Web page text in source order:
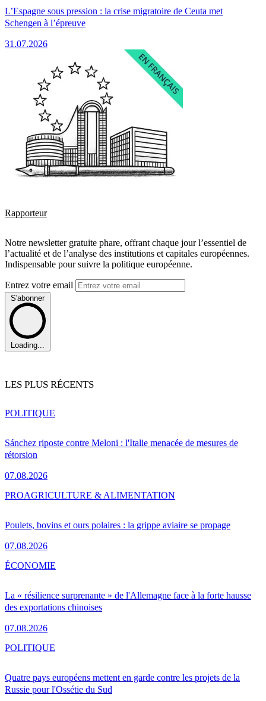
L’Espagne sous pression : la crise migratoire de Ceuta met
Schengen à l’épreuve
31.07.2026
Rapporteur
Notre newsletter gratuite phare, offrant chaque jour l’essentiel de
l’actualité et de l’analyse des institutions et capitales européennes.
Indispensable pour suivre la politique européenne.
Entrez votre email
S'abonner
Loading...
LES PLUS RÉCENTS
Sánchez riposte contre Meloni : l'Italie menacée de mesures de
rétorsion
07.08.2026
POLITIQUE
Poulets, bovins et ours polaires : la grippe aviaire se propage
07.08.2026
PROAGRICULTURE & ALIMENTATION
La « résilience surprenante » de l'Allemagne face à la forte hausse
des exportations chinoises
07.08.2026
ÉCONOMIE
Quatre pays européens mettent en garde contre les projets de la
Russie pour l'Ossétie du Sud
POLITIQUE